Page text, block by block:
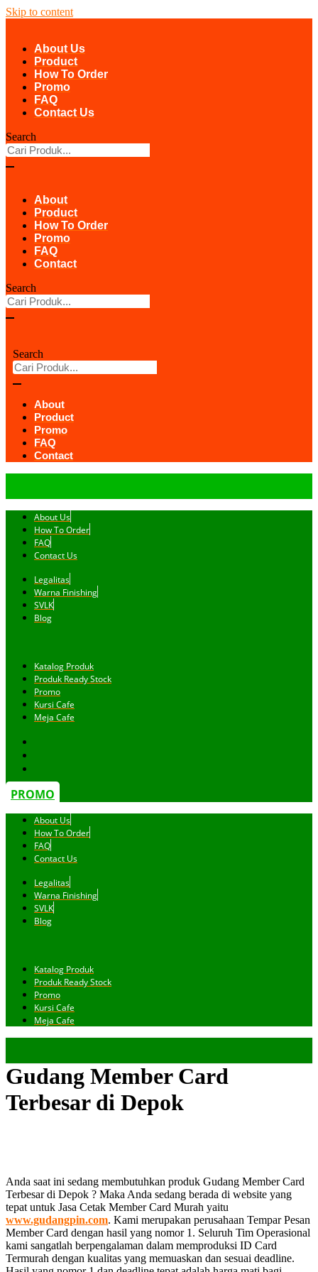
Skip to content
About Us
Product
How To Order
Promo
FAQ
Contact Us
Search
About
Product
How To Order
Promo
FAQ
Contact
Search
Search
About
Product
Promo
FAQ
Contact
About Us
How To Order
FAQ
Contact Us
Legalitas
Warna Finishing
SVLK
Blog
Katalog Produk
Produk Ready Stock
Promo
Kursi Cafe
Meja Cafe
PROMO
About Us
How To Order
FAQ
Contact Us
Legalitas
Warna Finishing
SVLK
Blog
Katalog Produk
Produk Ready Stock
Promo
Kursi Cafe
Meja Cafe
Gudang Member Card
Terbesar di Depok
Anda saat ini sedang membutuhkan produk Gudang Member Card
Terbesar di Depok ? Maka Anda sedang berada di website yang
tepat untuk Jasa Cetak Member Card Murah yaitu
www.gudangpin.com. Kami merupakan perusahaan Tempar Pesan
Member Card dengan hasil yang nomor 1. Seluruh Tim Operasional
kami sangatlah berpengalaman dalam memproduksi ID Card
Termurah dengan kualitas yang memuaskan dan sesuai deadline.